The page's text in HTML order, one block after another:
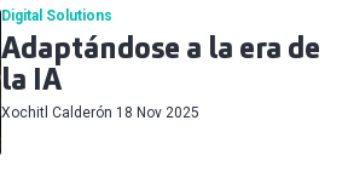
Digital Solutions
Adaptándose a la era de
la IA
Xochitl Calderón 18 Nov 2025